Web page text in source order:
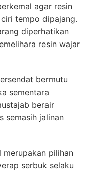
agar resin
tempo dipajang.
diperhatikan
resin wajar
bermutu
sementara
berair
semasih jalinan
merupakan pilihan
serbuk selaku